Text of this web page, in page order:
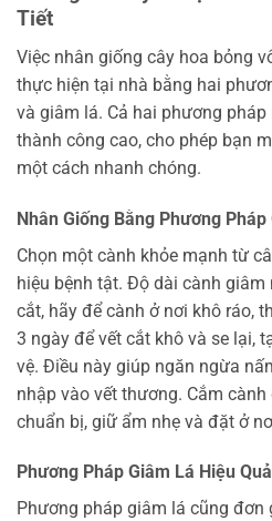
Tiết
Việc nhân giống cây hoa bỏng
thực hiện tại nhà bằng hai
và giâm lá. Cả hai phương
thành công cao, cho phép bạn
một cách nhanh chóng.
Nhân Giống Bằng Phương Pháp
Chọn một cành khỏe mạnh từ
hiệu bệnh tật. Độ dài cành giâm
cắt, hãy để cành ở nơi khô ráo,
3 ngày để vết cắt khô và se lại,
vệ. Điều này giúp ngăn ngừa
nhập vào vết thương. Cắm
chuẩn bị, giữ ẩm nhẹ và đặt ở
Phương Pháp Giâm Lá Hiệu Quả
Phương pháp giâm lá cũng đơn